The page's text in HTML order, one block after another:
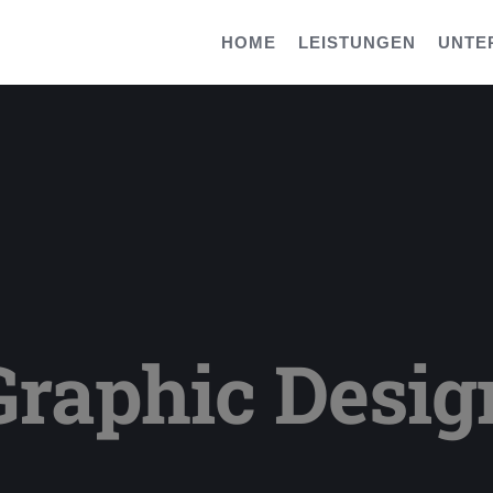
HOME LEISTUNGEN